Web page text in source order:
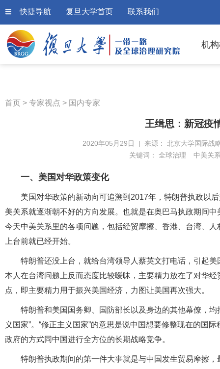
快捷导航 复旦大学首页 联系我们
机
首页 > 专家视点 > 国内专家
王缉思：新冠疫
2020年05月29日 | 来源： 北京大学国际战
关键词： 全球治理 中美关
一、美国对华政策变化
美国对华政策的新动向可追溯到2017年，特朗普执政以
美关系就逐渐朝不好的方向发展。也就是在奥巴马执政期间
今天中美关系里的各项问题，包括经贸摩擦、香港、台湾、
上台前就已经开始。
特朗普还没上台，就给台湾领导人蔡英文打电话，引起
本人在台湾问题上反而态度比较暧昧，主要精力放在了对华
点，即主要精力用于振兴美国经济，力图让美国再次强大。
特朗普和美国国务卿、国防部长以及身边的其他幕僚，
义国家”。“修正主义国家”的意思是说中国想要修整现在的国
政府的方式同中国进行全方位的长期战略竞争。
特朗普执政期间的第一件大事就是与中国发生贸易摩擦